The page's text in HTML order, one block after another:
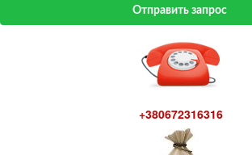
Отправить запрос
+380672316316